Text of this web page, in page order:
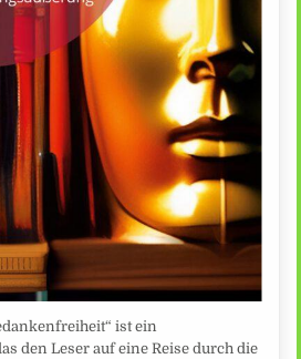
ist ein
den Leser auf eine Reise durch die